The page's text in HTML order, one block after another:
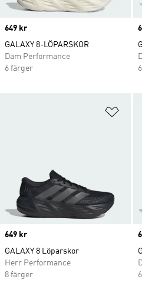
Price
649 kr
GALAXY 8-LÖPARSKOR
Dam Performance
6 färger
Price
649 kr
GALAXY 8 Löparskor
Herr Performance
8 färger